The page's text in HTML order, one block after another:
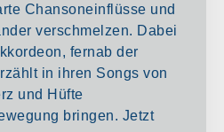
Chansoneinflüsse und
verschmelzen. Dabei
fernab der
in ihren Songs von
und Hüfte
bringen. Jetzt